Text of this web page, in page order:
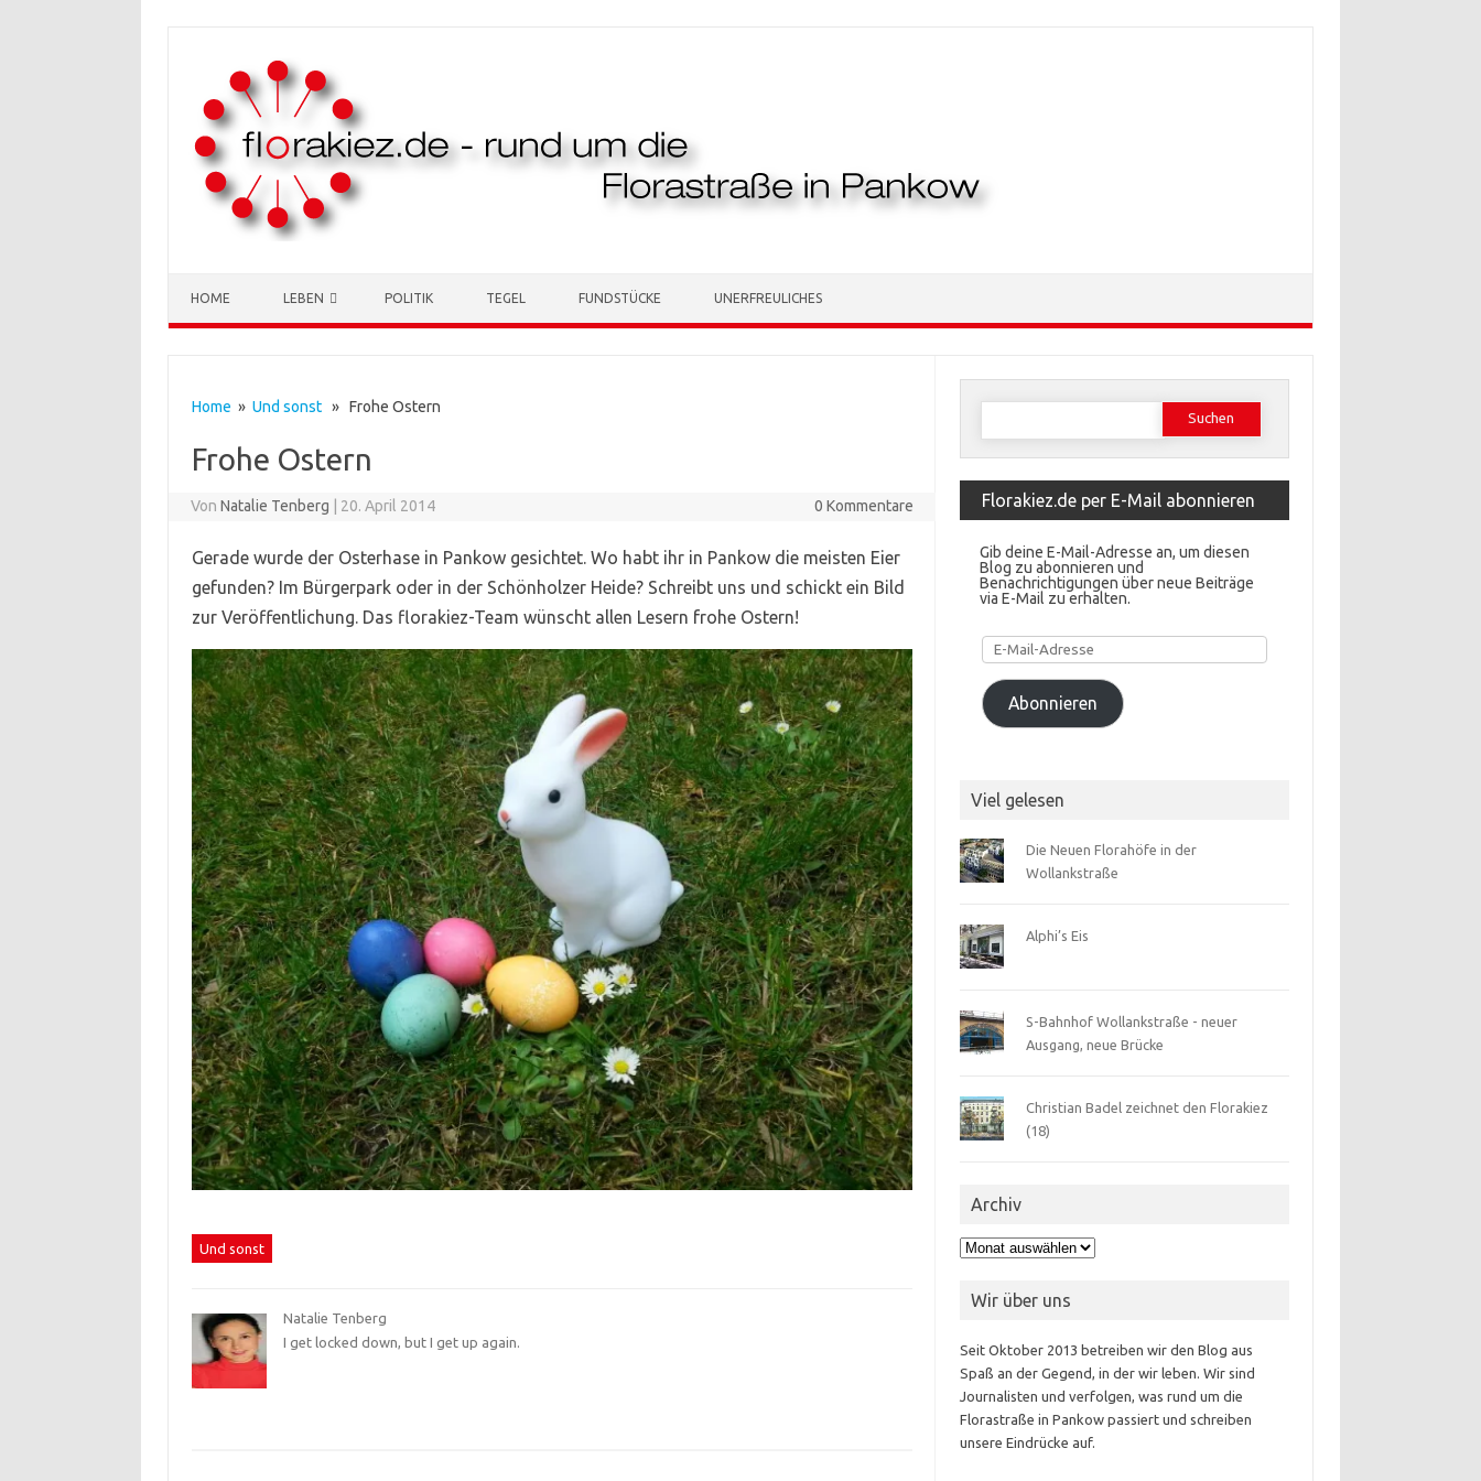
HOME LEBEN POLITIK TEGEL FUNDSTÜCKE UNERFREULICHES
Home » Und sonst» Frohe Ostern
Frohe Ostern
VonNatalie Tenberg 20. April 2014 0 Kommentare
Gerade wurde der Osterhase in Pankow gesichtet. Wo habt ihr in Pankow die meisten Eier
gefunden? Im Bürgerpark oder in der Schönholzer Heide? Schreibt uns und schickt ein Bild
zur Veröffentlichung. Das florakiez-Team wünscht allen Lesern frohe Ostern!
Und sonst
Natalie Tenberg
I get locked down, but I get up again.
Suchen
Florakiez.de per E-Mail abonnieren
Gib deine E-Mail-Adresse an, um diesen
Blog zu abonnieren und
Benachrichtigungen über neue Beiträge
via E-Mail zu erhalten.
E-
Mail-
Adresse
Abonnieren
Viel gelesen
Die Neuen Florahöfe in der
Wollankstraße
Alphi’s Eis
S-Bahnhof Wollankstraße - neuer
Ausgang, neue Brücke
Christian Badel zeichnet den Florakiez
(18)
Archiv
Archiv
Wir über uns
Seit Oktober 2013 betreiben wir den Blog aus
Spaß an der Gegend, in der wir leben. Wir sind
Journalisten und verfolgen, was rund um die
Florastraße in Pankow passiert und schreiben
unsere Eindrücke auf.